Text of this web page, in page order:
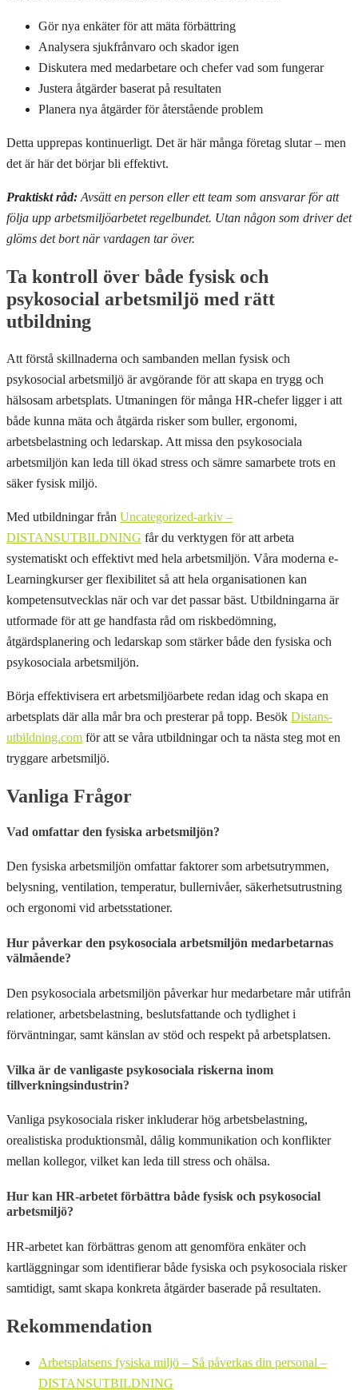
Gör nya enkäter för att mäta förbättring
Analysera sjukfrånvaro och skador igen
Diskutera med medarbetare och chefer vad som fungerar
Justera åtgärder baserat på resultaten
Planera nya åtgärder för återstående problem
Detta upprepas kontinuerligt. Det är här många företag slutar – men
det är här det börjar bli effektivt.
Praktiskt råd: Avsätt en person eller ett team som ansvarar för att
följa upp arbetsmiljöarbetet regelbundet. Utan någon som driver det
glöms det bort när vardagen tar över.
Ta kontroll över både fysisk och
psykosocial arbetsmiljö med rätt
utbildning
Att förstå skillnaderna och sambanden mellan fysisk och
psykosocial arbetsmiljö är avgörande för att skapa en trygg och
hälsosam arbetsplats. Utmaningen för många HR-chefer ligger i att
både kunna mäta och åtgärda risker som buller, ergonomi,
arbetsbelastning och ledarskap. Att missa den psykosociala
arbetsmiljön kan leda till ökad stress och sämre samarbete trots en
säker fysisk miljö.
Med utbildningar från Uncategorized-arkiv –
DISTANSUTBILDNING får du verktygen för att arbeta
systematiskt och effektivt med hela arbetsmiljön. Våra moderna e-
Learningkurser ger flexibilitet så att hela organisationen kan
kompetensutvecklas när och var det passar bäst. Utbildningarna är
utformade för att ge handfasta råd om riskbedömning,
åtgärdsplanering och ledarskap som stärker både den fysiska och
psykosociala arbetsmiljön.
Börja effektivisera ert arbetsmiljöarbete redan idag och skapa en
arbetsplats där alla mår bra och presterar på topp. Besök Distans-
utbildning.com för att se våra utbildningar och ta nästa steg mot en
tryggare arbetsmiljö.
Vanliga Frågor
Vad omfattar den fysiska arbetsmiljön?
Den fysiska arbetsmiljön omfattar faktorer som arbetsutrymmen,
belysning, ventilation, temperatur, bullernivåer, säkerhetsutrustning
och ergonomi vid arbetsstationer.
Hur påverkar den psykosociala arbetsmiljön medarbetarnas
välmående?
Den psykosociala arbetsmiljön påverkar hur medarbetare mår utifrån
relationer, arbetsbelastning, beslutsfattande och tydlighet i
förväntningar, samt känslan av stöd och respekt på arbetsplatsen.
Vilka är de vanligaste psykosociala riskerna inom
tillverkningsindustrin?
Vanliga psykosociala risker inkluderar hög arbetsbelastning,
orealistiska produktionsmål, dålig kommunikation och konflikter
mellan kollegor, vilket kan leda till stress och ohälsa.
Hur kan HR-arbetet förbättra både fysisk och psykosocial
arbetsmiljö?
HR-arbetet kan förbättras genom att genomföra enkäter och
kartläggningar som identifierar både fysiska och psykosociala risker
samtidigt, samt skapa konkreta åtgärder baserade på resultaten.
Rekommendation
Arbetsplatsens fysiska miljö – Så påverkas din personal –
DISTANSUTBILDNING